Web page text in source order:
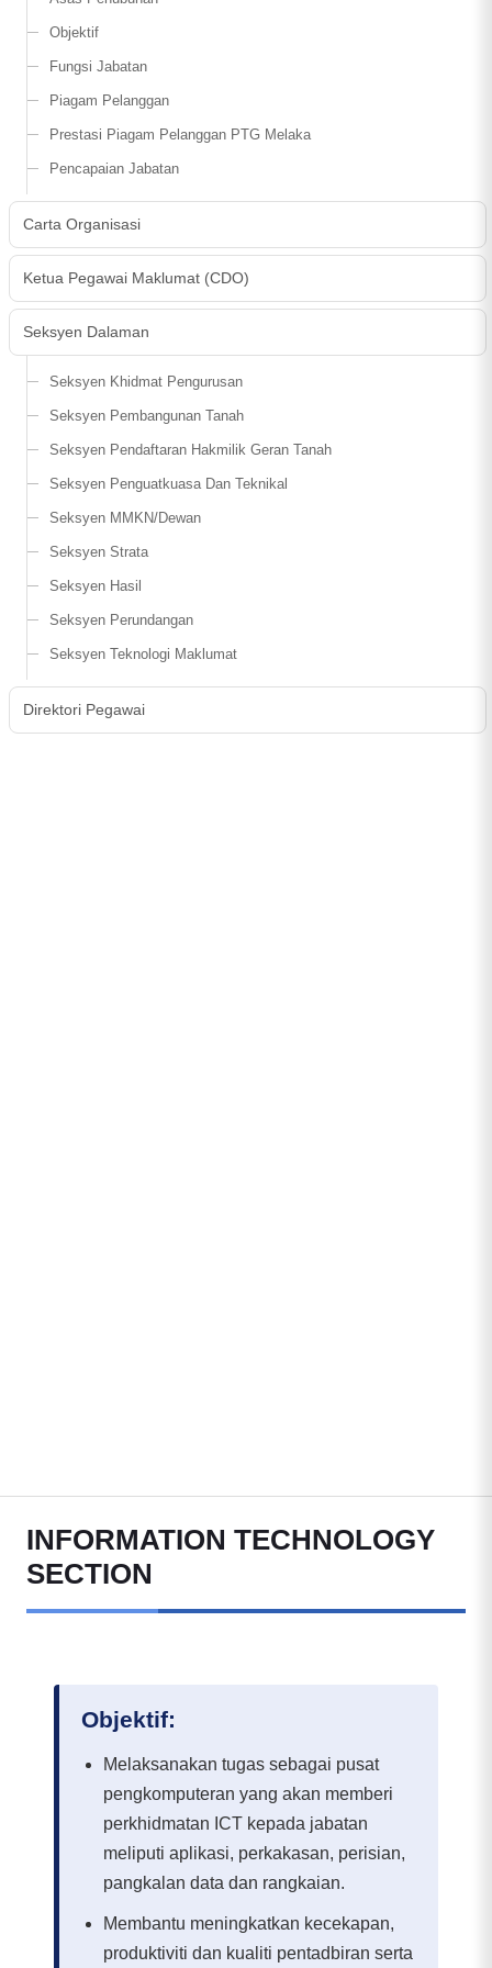
Objektif
Fungsi Jabatan
Piagam Pelanggan
Prestasi Piagam Pelanggan PTG Melaka
Pencapaian Jabatan
Carta Organisasi
Ketua Pegawai Maklumat (CDO)
Seksyen Dalaman
Seksyen Khidmat Pengurusan
Seksyen Pembangunan Tanah
Seksyen Pendaftaran Hakmilik Geran Tanah
Seksyen Penguatkuasa Dan Teknikal
Seksyen MMKN/Dewan
Seksyen Strata
Seksyen Hasil
Seksyen Perundangan
Seksyen Teknologi Maklumat
Direktori Pegawai
INFORMATION TECHNOLOGY
SECTION
Objektif:
Melaksanakan tugas sebagai pusat
pengkomputeran yang akan memberi
perkhidmatan ICT kepada jabatan
meliputi aplikasi, perkakasan, perisian,
pangkalan data dan rangkaian.
Membantu meningkatkan kecekapan,
produktiviti dan kualiti pentadbiran serta